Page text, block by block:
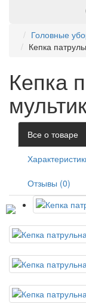
Головные
Кепка
Кепка
Все о товаре
Отзывы (0)